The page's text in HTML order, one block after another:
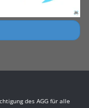
des AGG für alle